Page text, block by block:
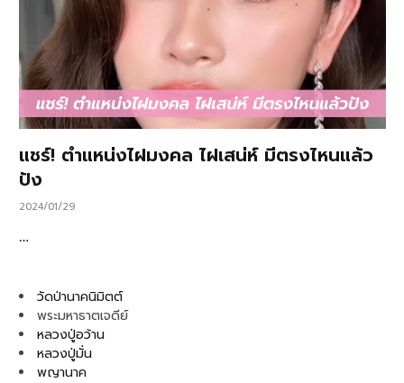
แชร์! ตำแหน่งไฝมงคล ไฝเสน่ห์ มีตรงไหนแล้ว
ปัง
2024/01/29
…
วัดป่านาคนิมิตต์
พระมหาธาตเจดีย์
หลวงปู่อว้าน
หลวงปู่มั่น
พญานาค